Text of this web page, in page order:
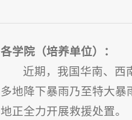
各学院（培养单位）：
近期，我国华南、西
多地降下暴雨乃至特大暴
地正全力开展救援处置。